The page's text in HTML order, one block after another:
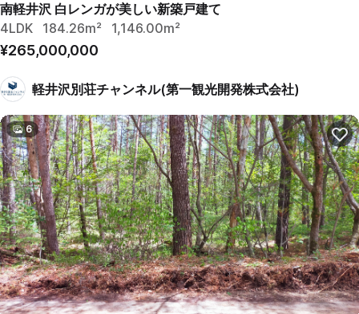
南軽井沢 白レンガが美しい新築戸建て
4LDK
184.26m² 1,146.00m²
¥265,000,000
軽井沢別荘チャンネル(第一観光開発株式会社)
6